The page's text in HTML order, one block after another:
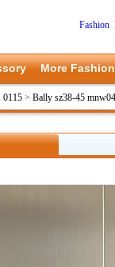
Fashion
More Fashion
0115 > Bally sz38-45